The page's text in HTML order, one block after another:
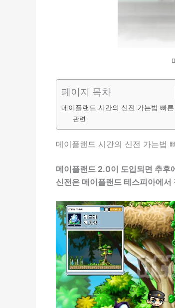
페이지 목차
메이플랜드 시간의 신전 가는법 빠른
관련
메이플랜드 시간의 신전 가는법
메이플랜드 2.0이 도입되면 추후
신전은 메이플랜드 테스피아에